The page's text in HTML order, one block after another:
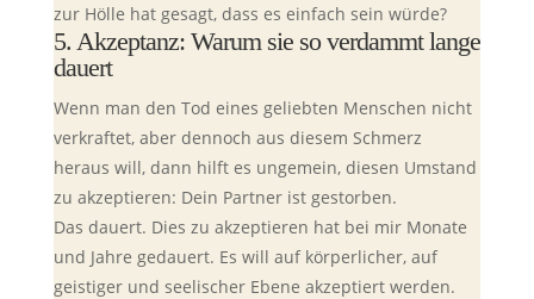
zur Hölle hat gesagt, dass es einfach sein würde?
5. Akzeptanz: Warum sie so verdammt lange
dauert
Wenn man den Tod eines geliebten Menschen nicht
verkraftet, aber dennoch aus diesem Schmerz
heraus will, dann hilft es ungemein, diesen Umstand
zu akzeptieren: Dein Partner ist gestorben.
Das dauert. Dies zu akzeptieren hat bei mir Monate
und Jahre gedauert. Es will auf körperlicher, auf
geistiger und seelischer Ebene akzeptiert werden.